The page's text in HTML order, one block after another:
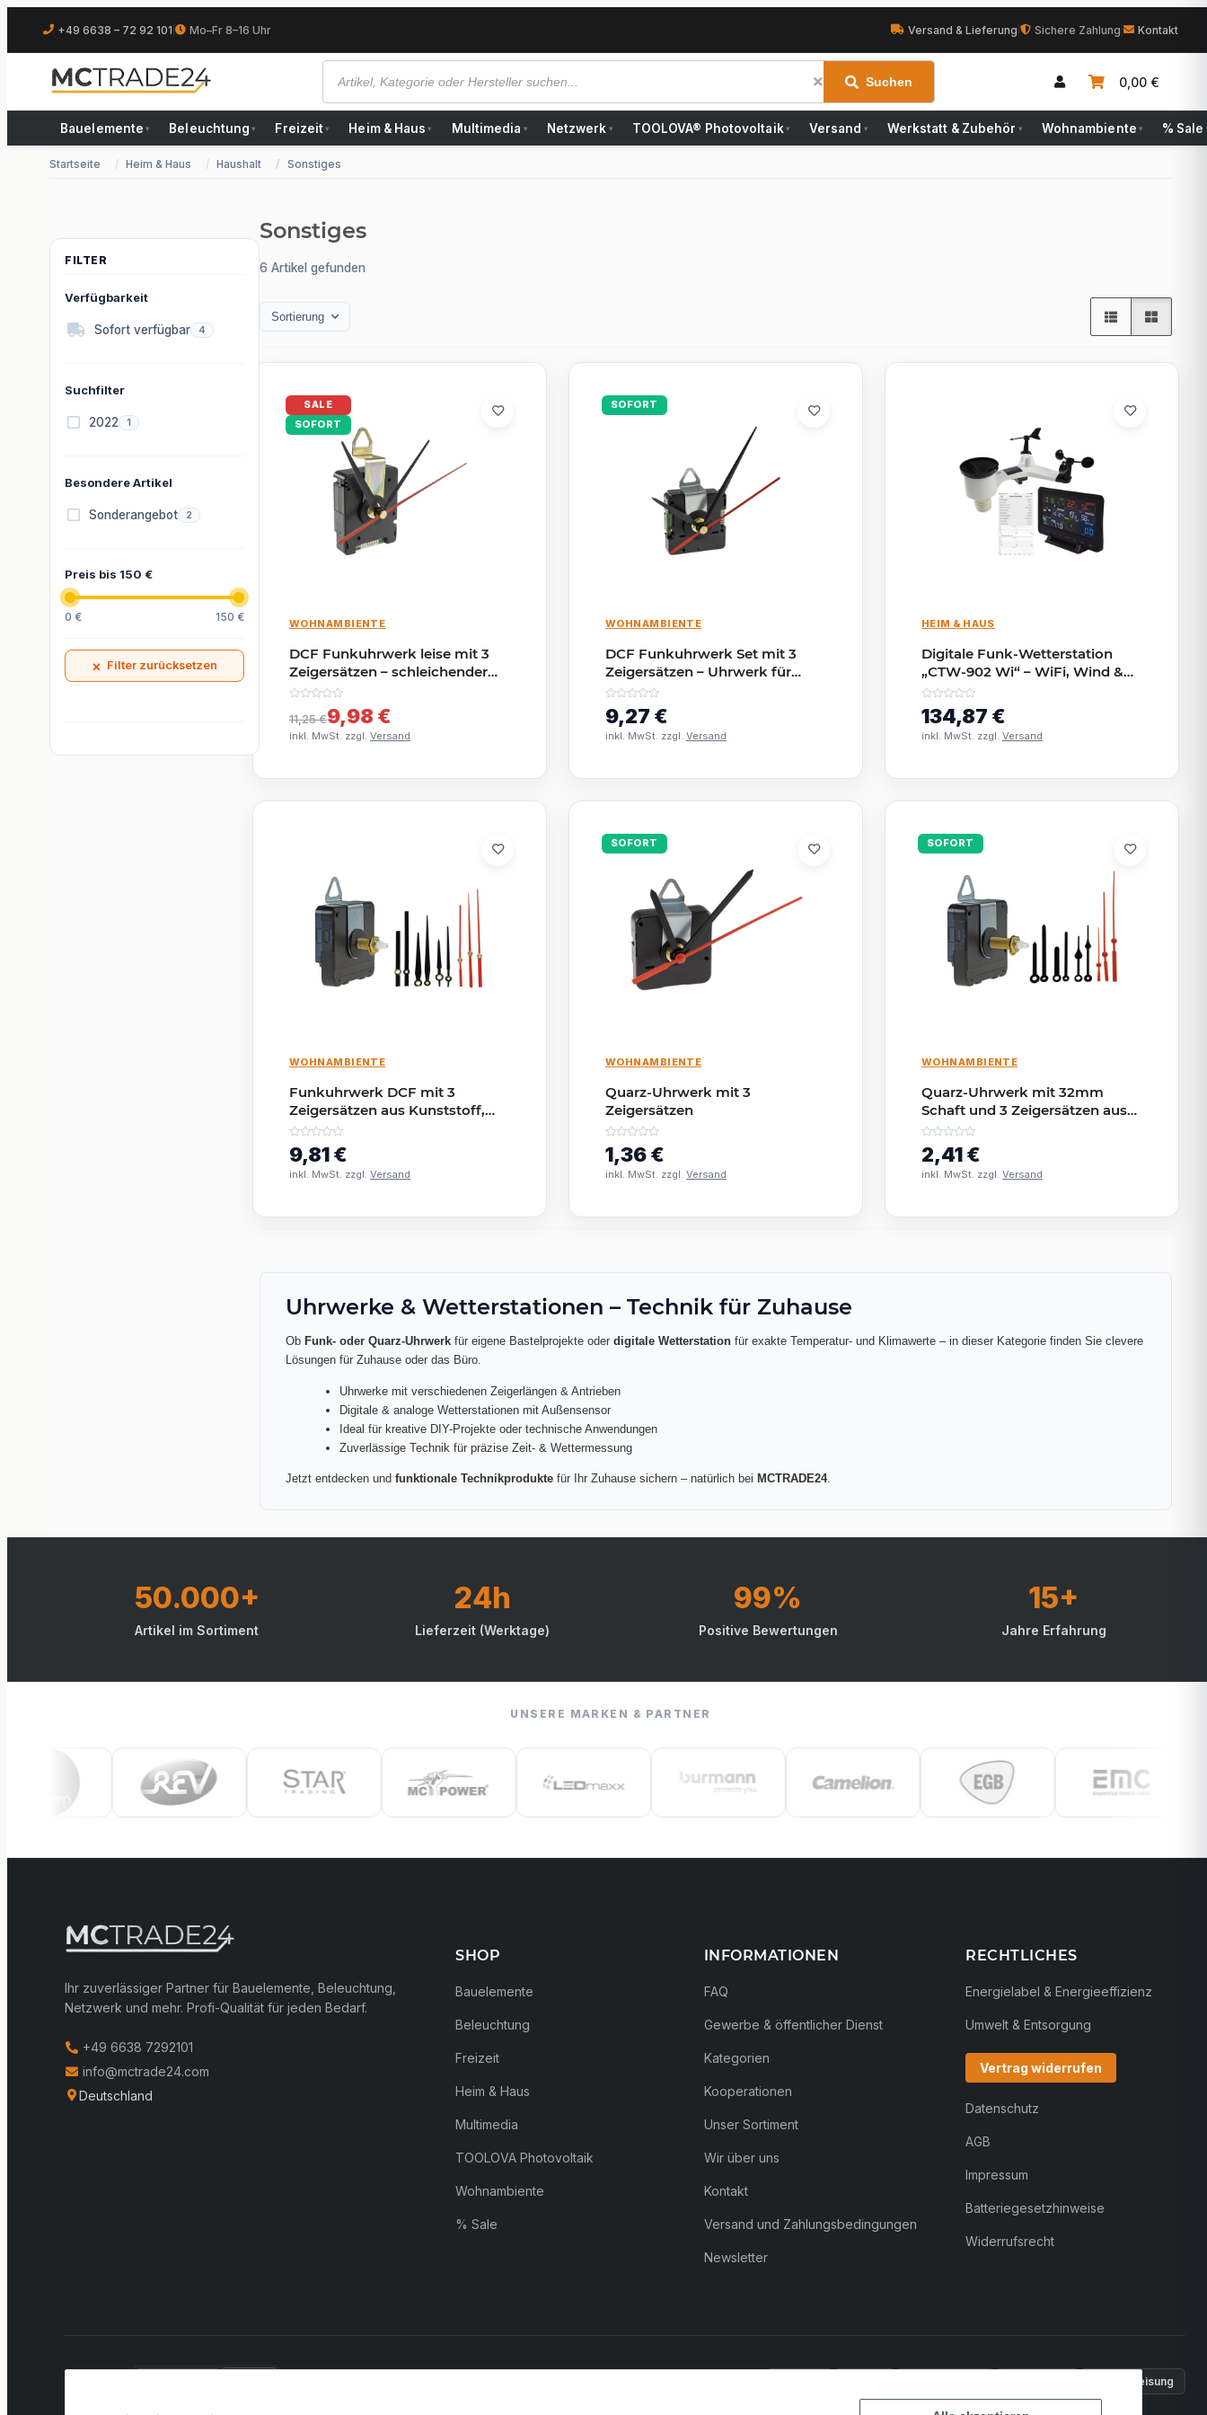
+49 6638 – 72 92 101 Mo–Fr 8–16 Uhr Versand & Lieferung Sichere Zahlung Kontakt
Suchen 0,00 €
Bauelemente ▾ Beleuchtung ▾ Freizeit ▾ Heim & Haus ▾ Multimedia ▾ Netzwerk ▾ TOOLOVA® Photovoltaik ▾ Versand ▾ Werkstatt & Zubehör ▾ Wohnambiente ▾ % Sale
Startseite Heim & Haus Haushalt Sonstiges
Sonstiges
6 Artikel gefunden
Sortierung
SALE
SOFORT
WOHNAMBIENTE
DCF Funkuhrwerk leise mit 3
Zeigersätzen – schleichender
Sekundenzeiger 6,8mm
11,25 €9,98 €
inkl. MwSt. zzgl. Versand
SOFORT
WOHNAMBIENTE
DCF Funkuhrwerk Set mit 3
Zeigersätzen – Uhrwerk für
Wanduhr 6mm
9,27 €
inkl. MwSt. zzgl. Versand
HEIM & HAUS
Digitale Funk-Wetterstation
„CTW-902 Wi“ – WiFi, Wind &
Regen, App-Anbindung,
Farbdisplay
134,87 €
inkl. MwSt. zzgl. Versand
WOHNAMBIENTE
Funkuhrwerk DCF mit 3
Zeigersätzen aus Kunststoff,
25mm langer Schaft
9,81 €
inkl. MwSt. zzgl. Versand
SOFORT
WOHNAMBIENTE
Quarz-Uhrwerk mit 3
Zeigersätzen
1,36 €
inkl. MwSt. zzgl. Versand
SOFORT
WOHNAMBIENTE
Quarz-Uhrwerk mit 32mm
Schaft und 3 Zeigersätzen aus
Kunststoff
2,41 €
inkl. MwSt. zzgl. Versand
Uhrwerke & Wetterstationen – Technik für Zuhause
Ob Funk- oder Quarz-Uhrwerk für eigene Bastelprojekte oder digitale Wetterstation für exakte Temperatur- und Klimawerte – in dieser Kategorie finden Sie clevere
Lösungen für Zuhause oder das Büro.
Uhrwerke mit verschiedenen Zeigerlängen & Antrieben
Digitale & analoge Wetterstationen mit Außensensor
Ideal für kreative DIY-Projekte oder technische Anwendungen
Zuverlässige Technik für präzise Zeit- & Wettermessung
Jetzt entdecken und funktionale Technikprodukte für Ihr Zuhause sichern – natürlich bei MCTRADE24.
Verfügbarkeit
Sofort verfügbar 4 Artikel gefunden
Suchfilter
2022 1 Artikel gefunden
Besondere Artikel
Sonderangebot 2 Artikel gefunden
Preis bis 150 €
0 € 150 €
× Filter zurücksetzen
50.000+
Artikel im Sortiment
24h
Lieferzeit (Werktage)
99%
Positive Bewertungen
15+
Jahre Erfahrung
UNSERE MARKEN & PARTNER
Ihr zuverlässiger Partner für Bauelemente, Beleuchtung,
Netzwerk und mehr. Profi-Qualität für jeden Bedarf.
+49 6638 7292101
info@mctrade24.com
Deutschland
SHOP
Bauelemente
Beleuchtung
Freizeit
Heim & Haus
Multimedia
TOOLOVA Photovoltaik
Wohnambiente
% Sale
INFORMATIONEN
FAQ
Gewerbe & öffentlicher Dienst
Kategorien
Kooperationen
Unser Sortiment
Wir über uns
Kontakt
Versand und Zahlungsbedingungen
Newsletter
RECHTLICHES
Energielabel & Energieeffizienz
Umwelt & Entsorgung
Vertrag widerrufen
Datenschutz
AGB
Impressum
Batteriegesetzhinweise
Widerrufsrecht
Überweisung